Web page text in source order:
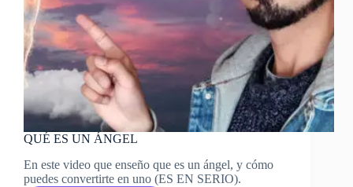
QUÉ ES UN ÁNGEL
En este video que enseño que es un ángel, y cómo
puedes convertirte en uno (ES EN SERIO).